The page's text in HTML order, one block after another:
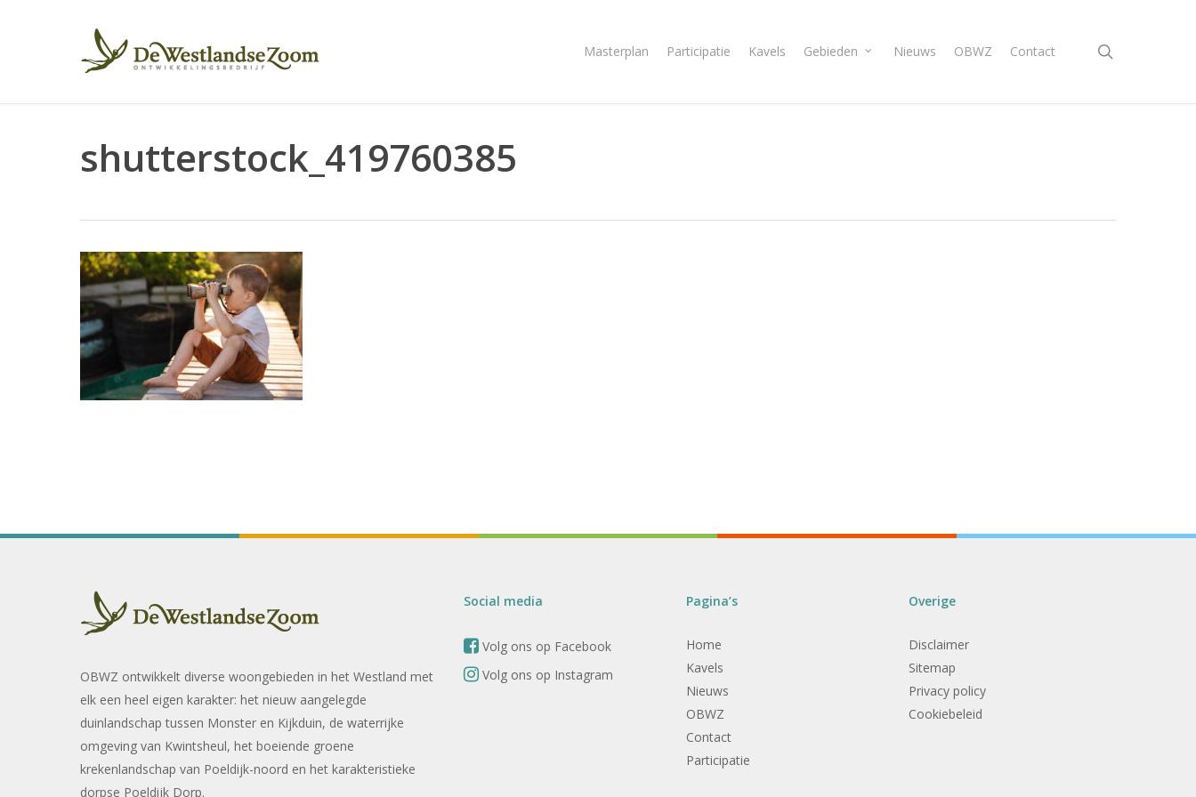
Masterplan Participatie Kavels Gebieden Nieuws OBWZ Contact
shutterstock_419760385
OBWZ ontwikkelt diverse woongebieden in het Westland met
elk een heel eigen karakter: het nieuw aangelegde
duinlandschap tussen Monster en Kijkduin, de waterrijke
omgeving van Kwintsheul, het boeiende groene
krekenlandschap van Poeldijk-noord en het karakteristieke
dorpse Poeldijk Dorp.
Social media
Volg ons op Facebook
Volg ons op Instagram
Pagina’s
Home
Kavels
Nieuws
OBWZ
Contact
Participatie
Overige
Disclaimer
Sitemap
Privacy policy
Cookiebeleid